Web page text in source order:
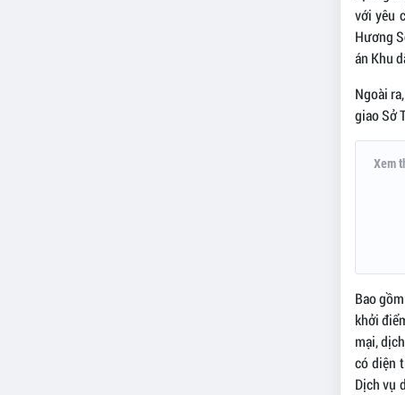
với yêu
Hương
án Khu
Ngoài
giao Sở
Xem
Bao
khởi
mại,
có diện
Dịch vụ